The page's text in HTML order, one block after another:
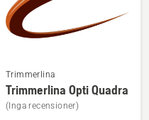
mer
information
om
Trimmerlina
Trimmerlina Opti Quadra
(Inga recensioner)